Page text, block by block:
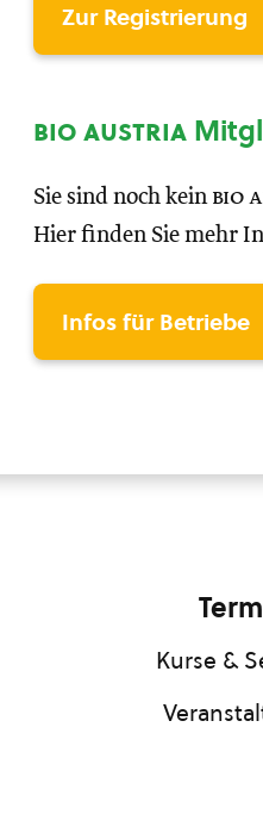
Zur Registrierung
bio austria
Sie sind noch kein bio
Hier finden Sie mehr
Infos für Betriebe
Kurse &